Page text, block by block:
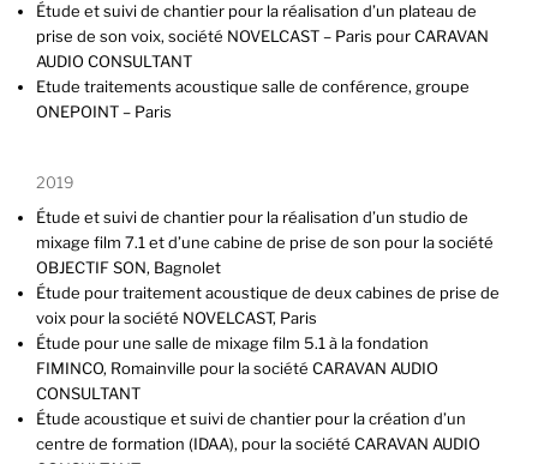
Étude et suivi de chantier pour la réalisation d’un plateau de
prise de son voix, société NOVELCAST – Paris pour CARAVAN
AUDIO CONSULTANT
Etude traitements acoustique salle de conférence, groupe
ONEPOINT – Paris
2019
Étude et suivi de chantier pour la réalisation d’un studio de
mixage film 7.1 et d’une cabine de prise de son pour la société
OBJECTIF SON, Bagnolet
Étude pour traitement acoustique de deux cabines de prise de
voix pour la société NOVELCAST, Paris
Étude pour une salle de mixage film 5.1 à la fondation
FIMINCO, Romainville pour la société CARAVAN AUDIO
CONSULTANT
Étude acoustique et suivi de chantier pour la création d’un
centre de formation (IDAA), pour la société CARAVAN AUDIO